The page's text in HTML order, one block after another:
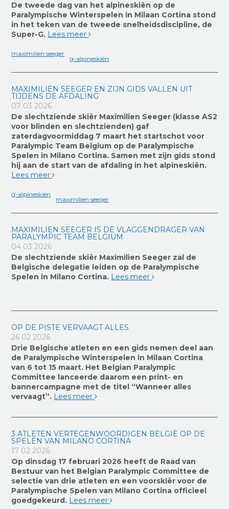
De tweede dag van het alpineskiën op de
Paralympische Winterspelen in Milaan Cortina stond
in het teken van de tweede snelheidsdiscipline, de
Super-G. Lees meer
maximilien seeger
g-alpineskiën
MAXIMILIEN SEEGER EN ZIJN GIDS VALLEN UIT
TIJDENS DE AFDALING
07 03 2026
De slechtziende skiër Maximilien Seeger (klasse AS2
voor blinden en slechtzienden) gaf
zaterdagvoormiddag 7 maart het startschot voor
Paralympic Team Belgium op de Paralympische
Spelen in Milano Cortina. Samen met zijn gids stond
hij aan de start van de afdaling in het alpineskiën.
Lees meer
g-alpineskiën
maximilien seeger
MAXIMILIEN SEEGER IS DE VLAGGENDRAGER VAN
PARALYMPIC TEAM BELGIUM
04 03 2026
De slechtziende skiër Maximilien Seeger zal de
Belgische delegatie leiden op de Paralympische
Spelen in Milano Cortina. Lees meer
OP DE PISTE VERVAAGT ALLES
26 02 2026
Drie Belgische atleten en een gids nemen deel aan
de Paralympische Winterspelen in Milaan Cortina
van 6 tot 15 maart. Het Belgian Paralympic
Committee lanceerde daarom een print- en
bannercampagne met de titel “Wanneer alles
vervaagt”. Lees meer
3 ATLETEN VERTEGENWOORDIGEN BELGIË OP DE
SPELEN VAN MILANO CORTINA
17 02 2026
Op dinsdag 17 februari 2026 heeft de Raad van
Bestuur van het Belgian Paralympic Committee de
selectie van drie atleten en een voorskiër voor de
Paralympische Spelen van Milano Cortina officieel
goedgekeurd. Lees meer